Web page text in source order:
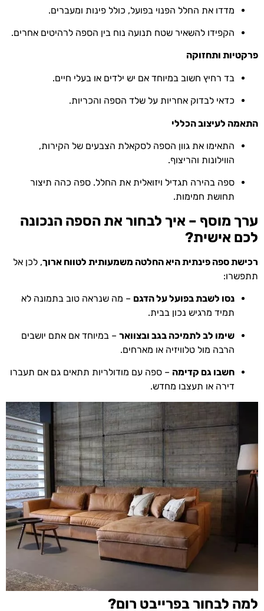
מדדו את החלל הפנוי בפועל, כולל פינות ומעברים.
הקפידו להשאיר שטח תנועה נוח בין הספה לרהיטים אחרים.
פרקטיות ותחזוקה
בד רחיץ חשוב במיוחד אם יש ילדים או בעלי חיים.
כדאי לבדוק אחריות על שלד הספה והכריות.
התאמה לעיצוב הכללי
התאימו את גוון הספה לסקאלת הצבעים של הקירות,
הווילונות והריצוף.
ספה בהירה תגדיל ויזואלית את החלל. ספה כהה תיצור
תחושת חמימות.
ערך מוסף – איך לבחור את הספה הנכונה
לכם אישית?
רכישת ספה פינתית היא החלטה משמעותית לטווח ארוך, לכן אל
תתפשרו:
נסו לשבת בפועל על הדגם – מה שנראה טוב בתמונה לא
תמיד מרגיש נכון בבית.
שימו לב לתמיכה בגב ובצוואר – במיוחד אם אתם יושבים
הרבה מול טלוויזיה או מארחים.
חשבו גם קדימה – ספה עם מודולריות תתאים גם אם תעברו
דירה או תעצבו מחדש.
למה לבחור בפרייבט רום?